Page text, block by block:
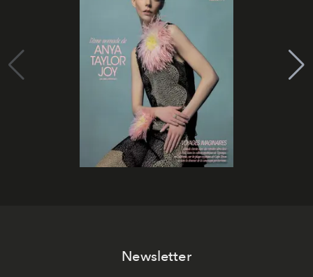
Newsletter